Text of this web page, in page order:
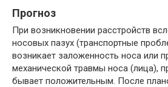
Прогноз
При возникновении расстройств
носовых пазух (транспортные
возникает заложенность носа или
механической травмы носа (лица),
бывает положительным. После